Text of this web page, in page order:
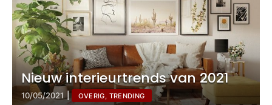
Nieuw interieurtrends van 2021
10/05/2021 | OVERIG, TRENDING